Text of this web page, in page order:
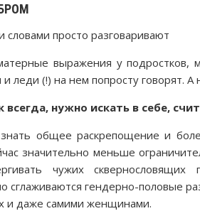
просто разговаривают
выражения у подростков,
леди (!) на нем попросту говорят.
всегда, нужно искать в себе,
общее раскрепощение и
значительно меньше
чужих
сглаживаются гендерно-половые
и даже самими женщинами.